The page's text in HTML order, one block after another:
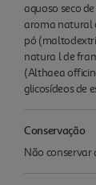
aquoso seco
aroma natural
pó
natura l de
(Althaea
glicosídeos de
Conservação
Não conservar